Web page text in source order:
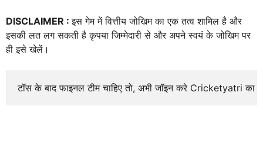
DISCLAIMER :इस गेम में वित्तीय जोखिम का एक तत्व शामिल है और
इसकी लत लग सकती है कृपया जिम्मेदारी से और अपने स्वयं के जोखिम पर
ही इसे खेलें।
टॉस के बाद फाइनल टीम चाहिए तो, अभी जॉइन करे Cricketyatri